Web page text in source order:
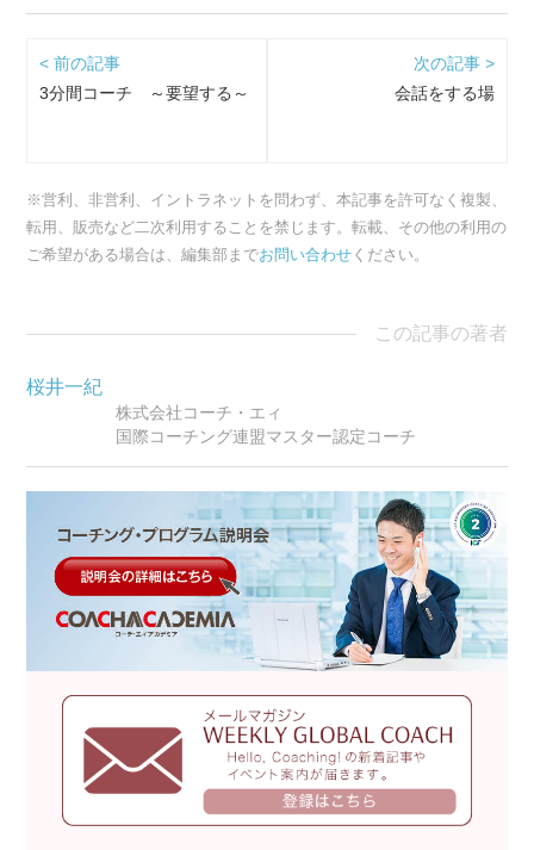
< 前の記事
3分間コーチ ～要望する～
次の記事 >
会話をする場
※営利、非営利、イントラネットを問わず、本記事を許可なく複製、
転用、販売など二次利用することを禁じます。転載、その他の利用の
ご希望がある場合は、編集部までお問い合わせ ください。
この記事の著者
桜井一紀
株式会社コーチ・エィ
国際コーチング連盟マスター認定コーチ